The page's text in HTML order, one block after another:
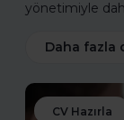
yönetimiyle
Daha fazla
CV Hazırla